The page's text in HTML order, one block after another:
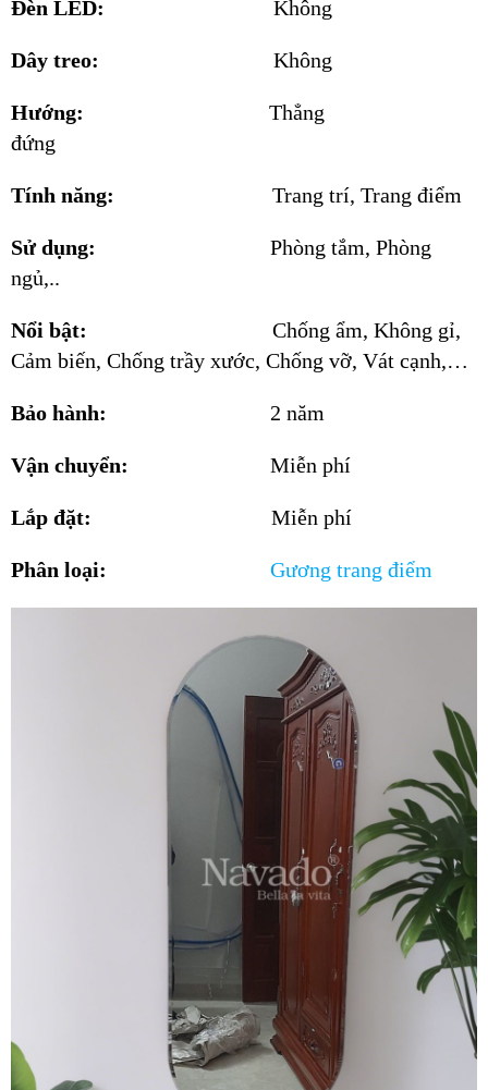
Đèn LED: Không
Dây treo: Không
Hướng: Thẳng
đứng
Tính năng: Trang trí, Trang điểm
Sử dụng: Phòng tắm, Phòng
ngủ,..
Nổi bật: Chống ẩm, Không gỉ,
Cảm biến, Chống trầy xước, Chống vỡ, Vát cạnh,…
Bảo hành: 2 năm
Vận chuyển: Miễn phí
Lắp đặt: Miễn phí
Phân loại: Gương trang điểm